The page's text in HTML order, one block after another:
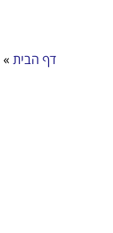
דף הבית»